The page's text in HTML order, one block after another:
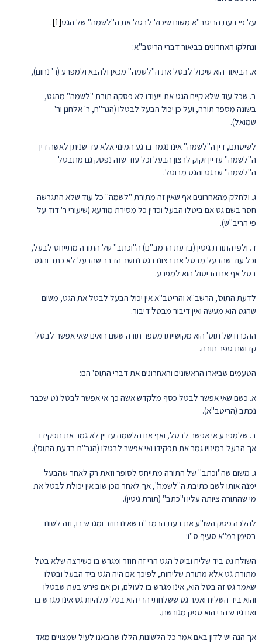
על פי דעת הריטב"א משום שיכול לבטל את ה"לשמה" של הגט[1]
.
ונחלקו האחרונים בביאור דברי הריטב"א:
א. הביאור הוא שיכול לבטל את ה"לשמה" מכאן ולהבא ולמפרע (ר' נחום),
ב. שכל עוד שלא קיים הגט את ייעודו לא פסקה תורת "לשמה" מהגט,
בשונה מספר תורה, ועל כן יכול הבעל לבטלו (הגר"ח, ר' אלחנן ור'
שמואל).
לשיטתם, דין ה"לשמה" אינו נגמר ברגע המינוי אלא עד שניתן לאשה דין
ה"לשמה" עדיין זקוק לרצון הבעל וכל עוד שזה נפסק גם מתבטל
ה"לשמה" שבגט והגט מבוטל.
ג. ולחלק מהאחרונים אף שאין זה מתורת "לשמה" כל עוד שלא התגרשה
חסר בשם גט אם ביטלו הבעל וכדין כל מסירת מודעא (שיעורי ר' דוד על
פי הריב"ש).
ד. ולפי התורת גיטין (בדעת הרמב"ם) ה"וכתב" של התורה מתייחס לבעל,
וכל עוד שהבעל מבטל את רצונו בגט נחשב הדבר שהבעל לא כתב והגט
בטל אף אם הביטול הוא למפרע.
לדעת התוס', הרשב"א והריטב"א אין יכול הבעל לבטל את הגט, משום
שהגט הוא מעשה ואין דיבור מבטל דיבור.
ההכרח של תוס' הוא מקושייתו מספר תורה ששם רואים שאי אפשר לבטל
קדושת ספר תורה.
הטעמים שביארו הראשונים והאחרונים את דברי התוס' הם:
א. כשם שאי אפשר לבטל כסף מלקדש אשה כך אי אפשר לבטל גט שכבר
נכתב (הריטב"א).
ב. שלמפרע אי אפשר לבטל, ואף אם הלשמה עדיין לא גמר את תפקידו
אך הבעל במינויו גמר את תפקידו ואי אפשר לבטלו (הגר"ח בדעת התוס').
ג. משום שה"וכתב" של התורה מתייחס לסופר וזאת רק לאחר שהבעל
ימנה אותו לשם כתיבת ה"לשמה", אך לאחר מכן שוב אין יכולת לבטל את
מי שהתורה ציותה עליו ו"כתב" (תורת גיטין).
להלכה פסק השו"ע את דעת הרמב"ם שאינו חוזר ומגרש בו, וזה לשונו
בסימן רמ"א סעיף ס"ו:
השולח גט ביד שליח וביטל הגט הרי זה חוזר ומגרש בו כשירצה שלא בטל
מתורת גט אלא מתורת שליחות, לפיכך אם היה הגט ביד הבעל ובטלו
שאמר גט זה בטל הוא, אינו מגרש בו לעולם, וכן אם פירש בעת שבטלו
והוא ביד השליח ואמר גט ששלחתי הרי הוא בטל מלהיות גט אינו מגרש בו
ואם גירש הרי הוא ספק מגורשת.
אך הנה יש לדון באם אמר כל הלשונות הללו שהבאנו לעיל שמצויים מאד